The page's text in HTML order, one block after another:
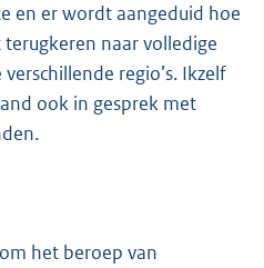
en er wordt aangeduid hoe
naar volledige
regio’s. Ikzelf
ook in gesprek met
het beroep van